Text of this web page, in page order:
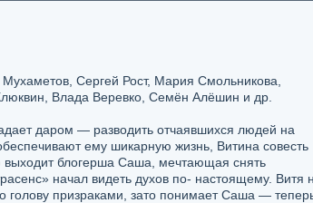
Сергей Рост, Мария Смольникова,
Влада Веревко, Семён Алёшин и др.
даром — разводить отчаявшихся людей на
ему шикарную жизнь, Витина совесть
выходит блогерша Саша, мечтающая снять
начал видеть духов по- настоящему. Витя
голову призраками, зато понимает Саша —